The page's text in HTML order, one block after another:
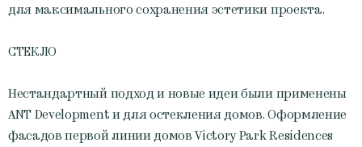
для максимального сохранения эстетики проекта.
СТЕКЛО
Нестандартный подход и новые идеи были применены
ANT Development и для остекления домов. Оформление
фасадов первой линии домов Victory Park Residences